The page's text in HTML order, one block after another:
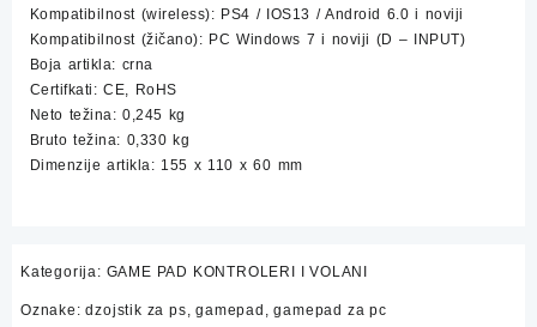
Kompatibilnost (wireless): PS4 / IOS13 / Android 6.0 i noviji
Kompatibilnost (žičano): PC Windows 7 i noviji (D – INPUT)
Boja artikla: crna
Certifkati: CE, RoHS
Neto težina: 0,245 kg
Bruto težina: 0,330 kg
Dimenzije artikla: 155 x 110 x 60 mm
Kategorija: GAME PAD KONTROLERI I VOLANI
Oznake:dzojstik za ps,gamepad ,gamepad za pc